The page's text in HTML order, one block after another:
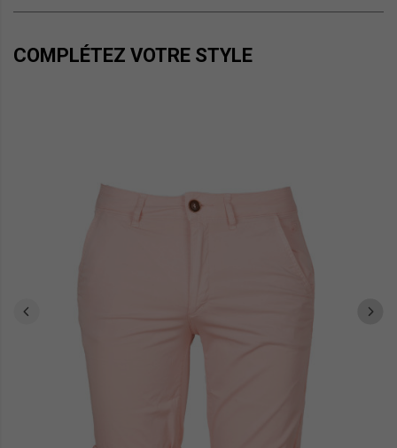
COMPLÉTEZ VOTRE STYLE